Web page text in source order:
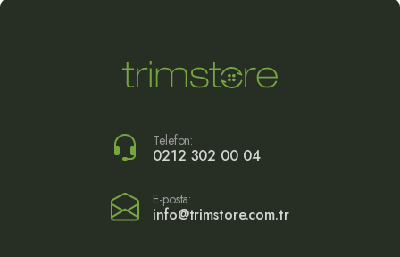
Telefon:
0212 302 00 04
E-posta:
info@trimstore.com.tr